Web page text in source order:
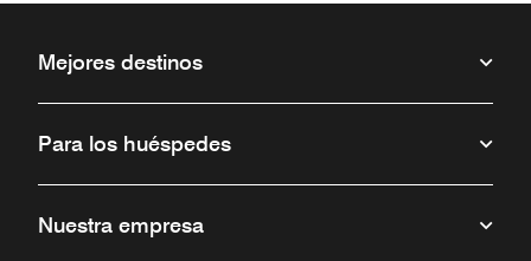
Mejores destinos
Para los huéspedes
Nuestra empresa